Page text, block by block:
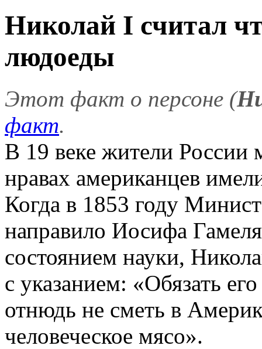
Николай I считал
людоеды
Этот факт о персоне (
факт.
В 19 веке жители
нравах американцев
Когда в 1853 году
направило Иосифа
состоянием науки,
с указанием: «Обязать
отнюдь не сметь в
человеческое мясо».